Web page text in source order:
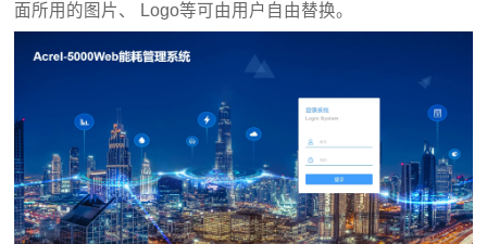
面所用的图片、 Logo等可由用户自由替换。